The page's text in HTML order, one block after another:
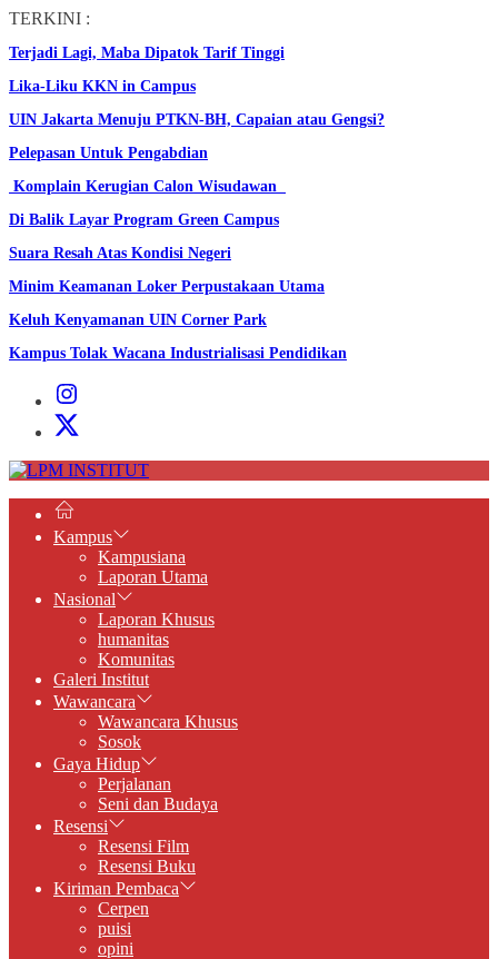
Skip
the
content
TERKINI :
Terjadi Lagi, Maba Dipatok Tarif Tinggi
Lika-Liku KKN in Campus
UIN Jakarta Menuju PTKN-BH, Capaian atau Gengsi?
Pelepasan Untuk Pengabdian
Komplain Kerugian Calon Wisudawan
Di Balik Layar Program Green Campus
Suara Resah Atas Kondisi Negeri
Minim Keamanan Loker Perpustakaan Utama
Keluh Kenyamanan UIN Corner Park
Kampus Tolak Wacana Industrialisasi Pendidikan
Instagram
Institut
X
Institut
LPM
Kampus
Kampusiana
Laporan Utama
Nasional
Laporan Khusus
humanitas
Komunitas
Galeri Institut
Wawancara
Wawancara Khusus
Sosok
Gaya Hidup
Perjalanan
Seni dan Budaya
Resensi
Resensi Film
Resensi Buku
Kiriman Pembaca
Cerpen
puisi
opini